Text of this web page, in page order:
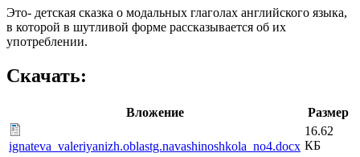
Это- детская сказка о модальных глаголах английского языка,
в которой в шутливой форме рассказывается об их
употреблении.
Скачать:
Вложение Размер
ignateva_valeriyanizh.oblastg.navashinoshkola_no4.docx
16.62
КБ